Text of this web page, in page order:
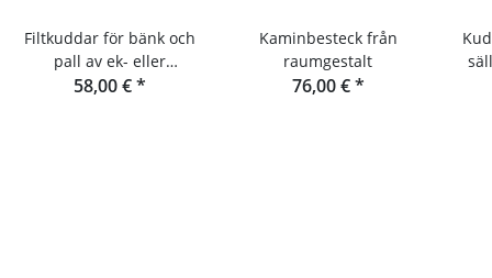
Filtkuddar för bänk och
pall av ek- eller
douglasgranlameller
58,00 €*
Kaminbesteck från
raumgestalt
76,00 €*